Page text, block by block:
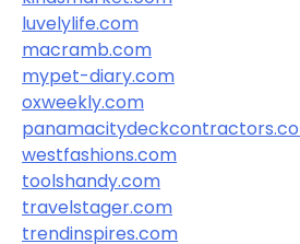
luvelylife.com
macramb.com
mypet-diary.com
oxweekly.com
westfashions.com
toolshandy.com
travelstager.com
trendinspires.com